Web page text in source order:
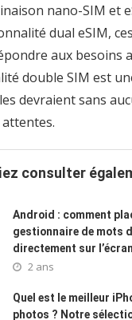
nano-SIM et
dual eSIM,
aux besoins
double SIM est
devraient sans
consulter
Android : comment
gestionnaire de mots
directement sur
2 ans
Quel est le meilleur
photos ? Notre